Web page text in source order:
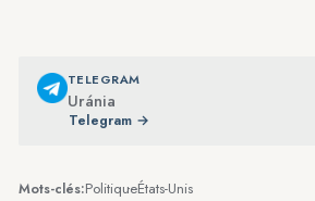
TELEGRAM
Uránia
Telegram →
Mots-clés:PolitiqueÉtats-Unis